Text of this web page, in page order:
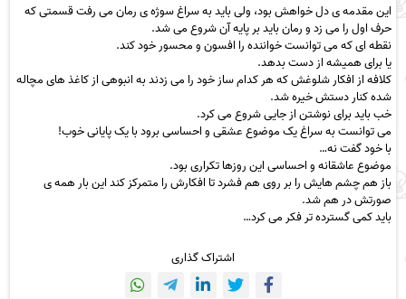
این مقدمه ی دل خواهش بود، ولی باید به سراغ سوژه ی رمان می رفت قسمتی که
حرف اول را می زد و رمان باید بر پایه آن شروع می شد.
نقطه ای که می توانست خواننده را افسون و محسور خود کند.
یا برای همیشه از دست بدهد.
کلافه از افکار شلوغش که هر کدام ساز خود را می زدند به انبوهی از کاغذ های مچاله
شده کنار دستش خیره شد.
خب باید برای نوشتن از جایی شروع می کرد.
می توانست به سراغ یک موضوع عشقی و احساسی برود با یک پایانی خوب!
با خود گفت نه…
موضوع عاشقانه و احساسی این روزها تکراری بود.
باز هم چشم هایش را بر روی هم فشرد تا افکارش را متمرکز کند این بار همه ی
صورتش در هم شد.
باید کمی گسترده تر فکر می کرد…
اشتراک گذاری